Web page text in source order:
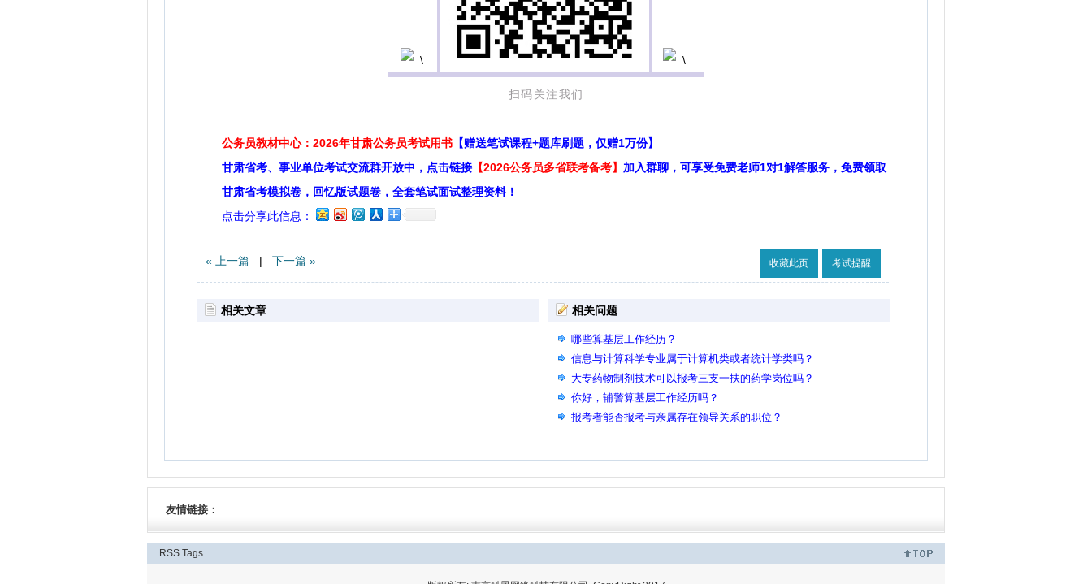
扫码关注我们
公务员教材中心：2026年甘肃公务员考试用书 【赠送笔试课程+题库刷题，仅赠1万份】
甘肃省考、事业单位考试交流群开放中，点击链接 【2026公务员多省联考备考】 加入群聊，可享受免费老师1对1解答服务，免费领取
甘肃省考模拟卷，回忆版试题卷，全套笔试面试整理资料！
点击分享此信息：
« 上一篇 | 下一篇 » 收藏此页 考试提醒
相关文章 相关问题
哪些算基层工作经历？
信息与计算科学专业属于计算机类或者统计学类吗？
大专药物制剂技术可以报考三支一扶的药学岗位吗？
你好，辅警算基层工作经历吗？
报考者能否报考与亲属存在领导关系的职位？
友情链接：
RSS Tags